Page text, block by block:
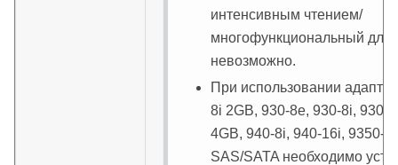
интенсивным чтением/
многофункциональный для
невозможно.
При использовании
8i 2GB, 930-8e, 930-8i, 930-
4GB, 940-8i, 940-16i, 9350-
SAS/SATA необходимо